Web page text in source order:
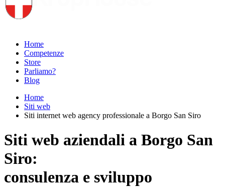
Home
Competenze
Store
Parliamo?
Blog
Home
Siti web
Siti internet web agency professionale a Borgo San Siro
Siti web aziendali a Borgo San
Siro:
consulenza e sviluppo